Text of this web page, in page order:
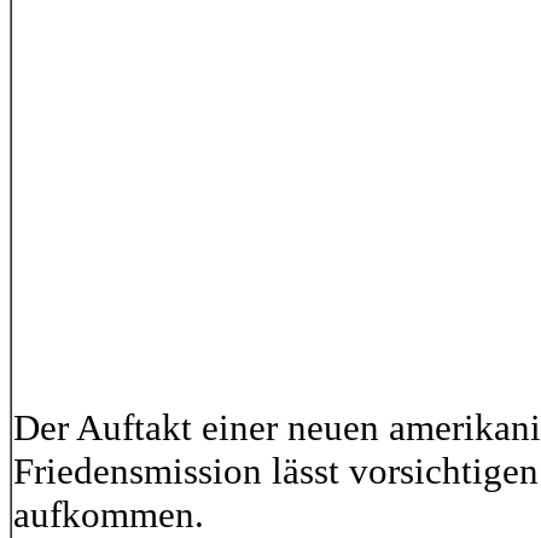
Der Auftakt einer neuen
Friedensmission lässt
aufkommen.